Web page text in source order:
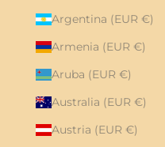
Argentina (EUR €)
Armenia (EUR €)
Aruba (EUR €)
Australia (EUR €)
Austria (EUR €)